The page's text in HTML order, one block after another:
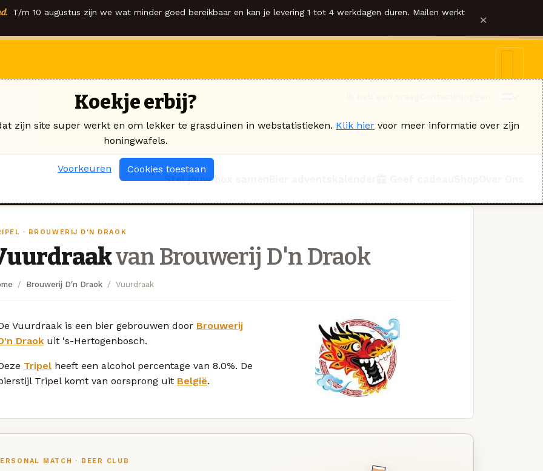
T/m 10 augustus zijn we wat minder goed bereikbaar en kan je levering 1 tot 4 werkdagen duren. Mailen werkt ×
Stel jouw box samen
· BROUWERIJ D'N DRAOK
van Brouwerij D'n Draok
Brouwerij D'n Draok Vuurdraak
Vuurdraak is een bier gebrouwen door Brouwerij
Draok uit 's-Hertogenbosch.
Tripel heeft een alcohol percentage van 8.0%. De
Tripel komt van oorsprong uit België.
MATCH · BEER CLUB
Koekje erbij?
zijn site super werkt en om lekker te grasduinen in webstatistieken. Klik hier voor meer informatie over zijn
honingwafels.
Voorkeuren Cookies toestaan